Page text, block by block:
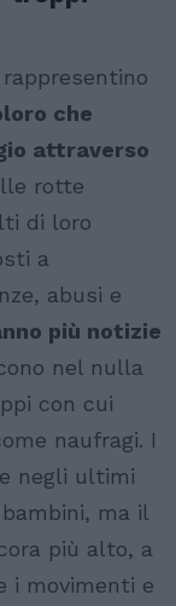
rappresentino
che
attraverso
rotte
di loro
a
abusi e
più notizie
nel nulla
con cui
naufragi. I
negli ultimi
ma il
più alto, a
i movimenti e